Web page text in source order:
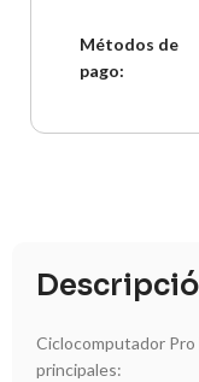
Métodos de
pago:
Ciclocomputador
principales: